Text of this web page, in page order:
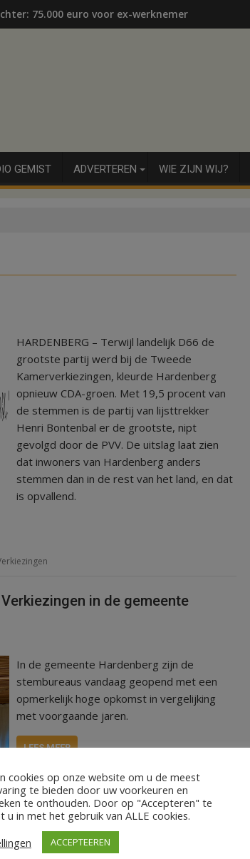
75.000 euro voor ex-werknemers
GEMIST ADVERTEREN WIE ZIJN WIJ?
HARDENBERG – Terwijl landelijk D66 de
grootste partij werd bij de Tweede
Kamerverkiezingen, kleurde Hardenberg
opnieuw CDA-groen. Met 19,5 procent van
de stemmen is de partij van lijsttrekker
Henri Bontenbal er de grootste, nipt
gevolgd door de PVV. De uitslag laat zien
dat inwoners van Hardenberg anders
stemmen dan in de rest van het land, en dat
is opvallend.
in de gemeente
In de gemeente Hardenberg zijn de
stembureaus vandaag geopend met een
opmerkelijk hoge opkomst in vergelijking
met voorgaande jaren.
LEES MEER
cookies op onze website om u de meest
te bieden door uw voorkeuren en
te onthouden. Door op "Accepteren" te
u in met het gebruik van ALLE cookies.
ACCEPTEEREN